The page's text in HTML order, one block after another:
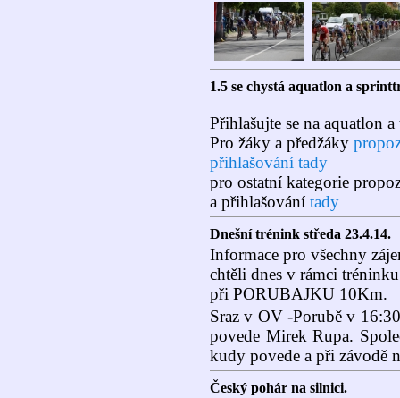
1.5 se chystá aquatlon a
Přihlašujte se na aquatlon
Pro žáky a předžáky
přihlašování tady
pro ostatní kategorie
a přihlašování tady
Dnešní trénink středa 23.4.14.
Informace pro všechny
chtěli dnes v rámci
při PORUBAJKU 10Km.
Sraz v OV -Porubě v
povede Mirek Rupa.
kudy povede a při závodě
Český pohár na silnici.